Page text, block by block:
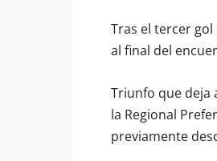
Tras el tercer
al final del
Triunfo que deja
la Regional
previamente